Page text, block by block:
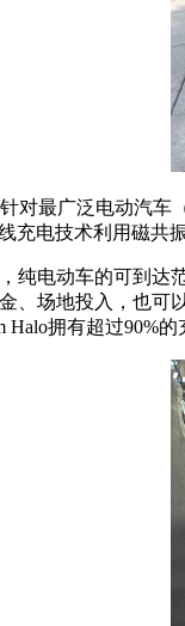
针对最广泛电动汽
充电技术利用磁共
纯电动车的可到达
、场地投入，也可
拥有超过90%